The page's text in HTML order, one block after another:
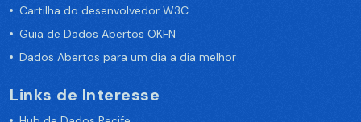
Cartilha do desenvolvedor W3C
Guia de Dados Abertos OKFN
Dados Abertos para um dia a dia melhor
Links de Interesse